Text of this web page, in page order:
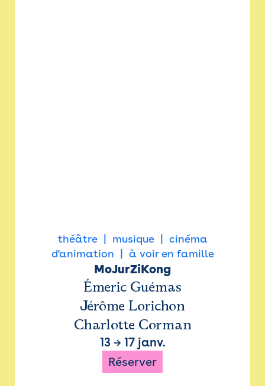
théâtre musique
cinéma
d'animation
à voir en famille
MoJurZiKong
Émeric Guémas
Jérôme Lorichon
Charlotte Corman
13→ 17 janv.
Réserver